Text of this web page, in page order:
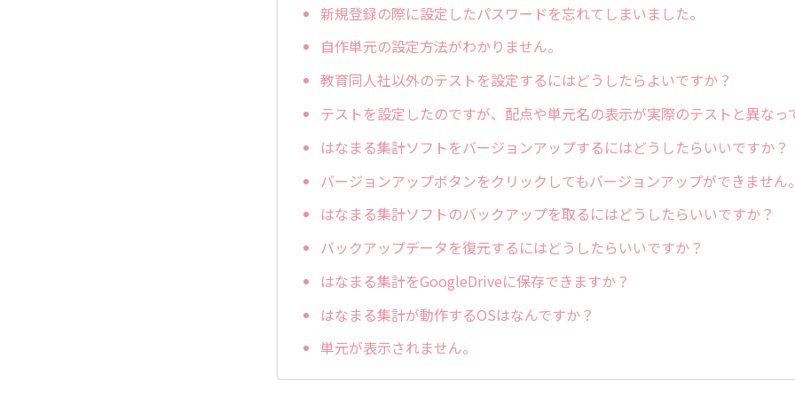
新規登録の際に設定したパスワードを忘れてしまいました。
自作単元の設定方法がわかりません。
教育同人社以外のテストを設定するにはどうしたらよいですか？
テストを設定したのですが、配点や単元名の表示が実際のテストと異なっ
はなまる集計ソフトをバージョンアップするにはどうしたらいいですか？
バージョンアップボタンをクリックしてもバージョンアップができません。
はなまる集計ソフトのバックアップを取るにはどうしたらいいですか？
バックアップデータを復元するにはどうしたらいいですか？
はなまる集計をGoogleDriveに保存できますか？
はなまる集計が動作するOSはなんですか？
単元が表示されません。